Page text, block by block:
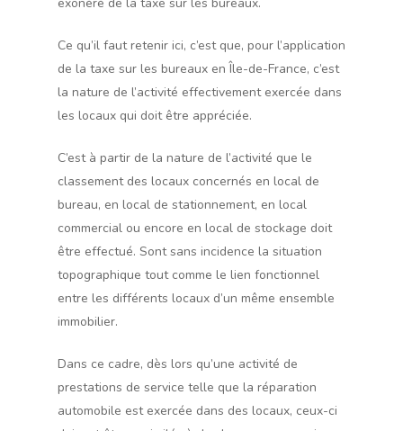
Ce qu’il faut retenir ici, c’est que, pour l’application
de la taxe sur les bureaux en Île-de-France, c’est
la nature de l’activité effectivement exercée dans
les locaux qui doit être appréciée.
C’est à partir de la nature de l’activité que le
classement des locaux concernés en local de
bureau, en local de stationnement, en local
commercial ou encore en local de stockage doit
être effectué. Sont sans incidence la situation
topographique tout comme le lien fonctionnel
entre les différents locaux d’un même ensemble
immobilier.
Dans ce cadre, dès lors qu’une activité de
prestations de service telle que la réparation
automobile est exercée dans des locaux, ceux-ci